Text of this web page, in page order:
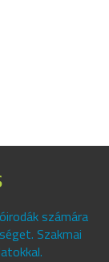
számára
Szakmai